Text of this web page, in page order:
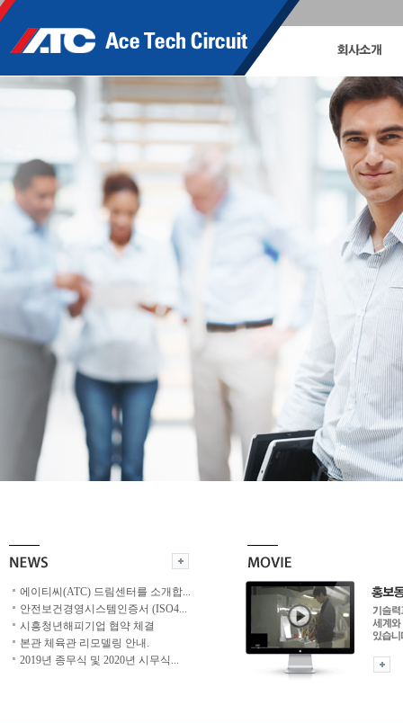
에이티씨(ATC) 드림센터를 소개합...
안전보건경영시스템인증서 (ISO4...
시흥청년해피기업 협약 체결
본관 체육관 리모델링 안내.
2019년 종무식 및 2020년 시무식 ...